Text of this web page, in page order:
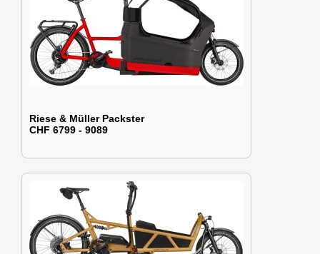
Riese & Müller Packster
CHF 6799 - 9089